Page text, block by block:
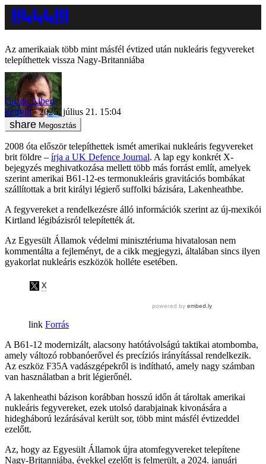
Az amerikaiak több mint másfél évtized után nukleáris fegyvereket
telepíthettek vissza Nagy-Britanniába
Gazda Albert
külföld
2025. július 21. 15:04
Megosztás
2008 óta először telepíthettek ismét amerikai nukleáris fegyvereket
brit földre – írja a UK Defence Journal. A lap egy konkrét X-
bejegyzés meghivatkozása mellett több más forrást említ, amelyek
szerint amerikai B61-12-es termonukleáris gravitációs bombákat
szállítottak a brit királyi légierő suffolki bázisára, Lakenheathbe.
A fegyvereket a rendelkezésre álló információk szerint az új-mexikói
Kirtland légibázisról telepítették át.
Az Egyesült Államok védelmi minisztériuma hivatalosan nem
kommentálta a fejleményt, de a cikk megjegyzi, általában sincs ilyen
gyakorlat nukleáris eszközök holléte esetében.
Forrás
A B61-12 modernizált, alacsony hatótávolságú taktikai atombomba,
amely változó robbanóerővel és precíziós irányítással rendelkezik.
Az eszköz F35A vadászgépekről is indítható, amely nagy számban
van használatban a brit légierőnél.
A lakenheathi bázison korábban hosszú időn át tároltak amerikai
nukleáris fegyvereket, ezek utolsó darabjainak kivonására a
hidegháború lezárásával került sor, több mint másfél évtizeddel
ezelőtt.
Az, hogy az Egyesült Államok újra atomfegyvereket telepítene
Nagy-Britanniába, évekkel ezelőtt is felmerült, a 2024. januári